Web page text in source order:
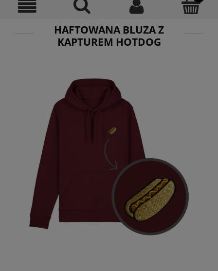
HAFTOWANA BLUZA Z
KAPTUREM HOTDOG